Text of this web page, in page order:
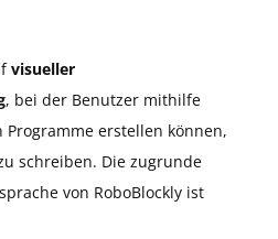
visueller
, bei der Benutzer mithilfe
Programme erstellen können,
schreiben. Die zugrunde
von RoboBlockly ist